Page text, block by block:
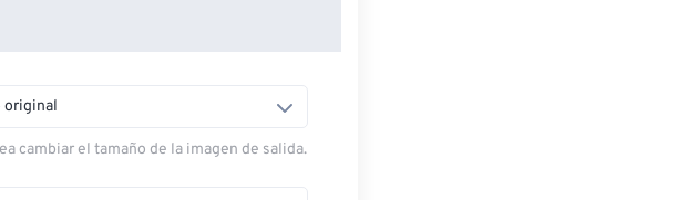
original
cambiar el tamaño de la imagen de salida.